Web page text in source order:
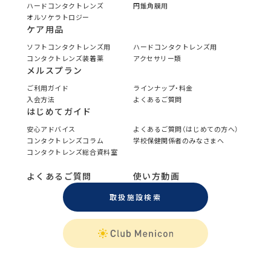
ハードコンタクトレンズ
円錐角膜用
オルソケラトロジー
ケア用品
ソフトコンタクトレンズ用
ハードコンタクトレンズ用
コンタクトレンズ装着薬
アクセサリー類
メルスプラン
ご利用ガイド
ラインナップ・料金
入会方法
よくあるご質問
はじめてガイド
安心アドバイス
よくあるご質問（はじめての方へ）
コンタクトレンズコラム
学校保健関係者のみなさまへ
コンタクトレンズ総合資料室
よくあるご質問 使い方動画
取扱施設検索